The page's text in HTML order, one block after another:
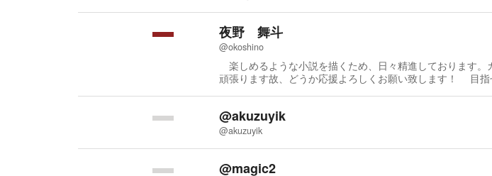
夜野 舞斗
@okoshino
楽しめるような小説を描くため、日々精進しております。
頑張ります故、ど
@akuzuyik
@akuzuyik
@magic2